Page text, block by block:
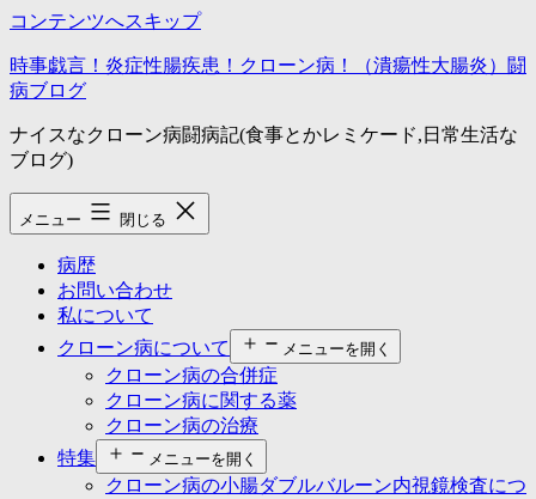
コンテンツへスキップ
時事戯言！炎症性腸疾患！クローン病！（潰瘍性大腸炎）闘
病ブログ
ナイスなクローン病闘病記(食事とかレミケード,日常生活な
ブログ)
メニュー 閉じる
病歴
お問い合わせ
私について
クローン病について
メニューを開く
クローン病の合併症
クローン病に関する薬
クローン病の治療
特集
メニューを開く
クローン病の小腸ダブルバルーン内視鏡検査につ